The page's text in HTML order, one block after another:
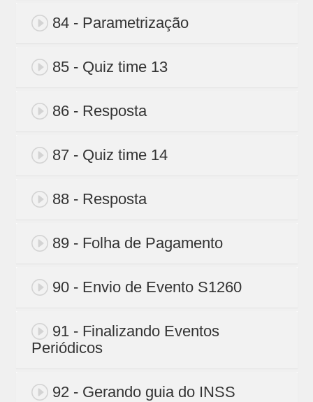
84 - Parametrização
85 - Quiz time 13
86 - Resposta
87 - Quiz time 14
88 - Resposta
89 - Folha de Pagamento
90 - Envio de Evento S1260
91 - Finalizando Eventos
Periódicos
92 - Gerando guia do INSS